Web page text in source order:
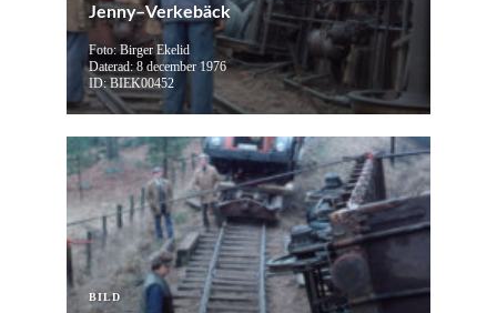
Jenny–Verkebäck
Foto: Birger Ekelid
Daterad: 8 december 1976
ID: BIEK00452
BILD